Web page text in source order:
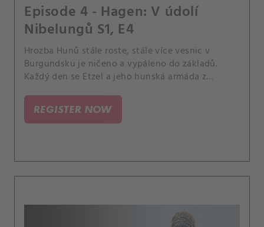
Episode 4 - Hagen: V údolí
Nibelungů S1, E4
Hrozba Hunů stále roste, stále více vesnic v
Burgundsku je ničeno a vypáleno do základů.
Každý den se Etzel a jeho hunská armáda z
zoufale drží naděje, že je zachrání drakobijec
Siegfried.
REGISTER NOW